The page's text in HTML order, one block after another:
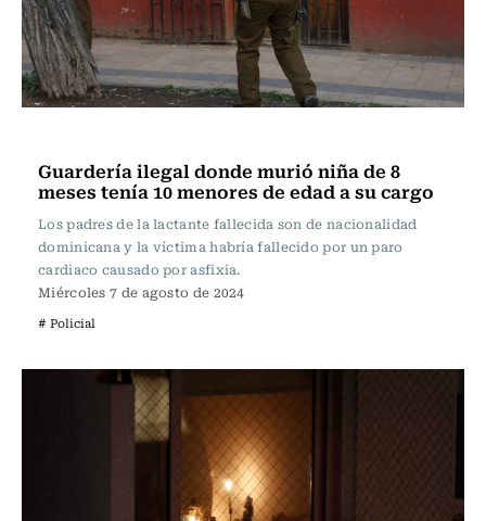
Guardería ilegal donde murió niña de 8
meses tenía 10 menores de edad a su cargo
Los padres de la lactante fallecida son de nacionalidad
dominicana y la víctima habría fallecido por un paro
cardiaco causado por asfixia.
Miércoles 7 de agosto de 2024
# Policial